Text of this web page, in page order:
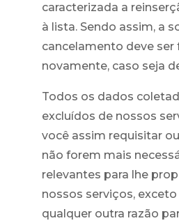
caracterizada a
à lista. Sendo assim, a
cancelamento deve ser
novamente, caso seja
Todos os dados
excluídos de nossos
você assim requisitar
não forem mais
relevantes para lhe
nossos serviços,
qualquer outra razão